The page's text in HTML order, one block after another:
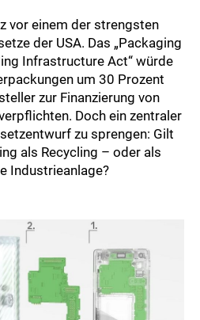
vor einem der strengsten
der USA. Das „Packaging
Infrastructure Act“ würde
um 30 Prozent
zur Finanzierung von
Doch ein zentraler
zu sprengen: Gilt
als Recycling – oder als
Industrieanlage?